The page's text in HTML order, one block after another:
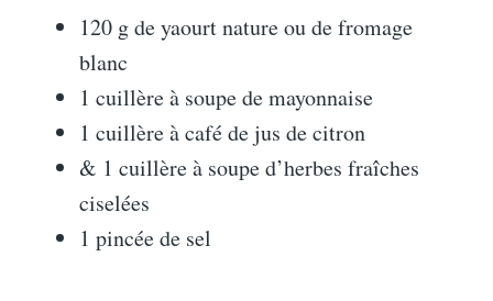
120 g de yaourt nature ou de fromage
blanc
1 cuillère à soupe de mayonnaise
1 cuillère à café de jus de citron
& 1 cuillère à soupe d’herbes fraîches
ciselées
1 pincée de sel